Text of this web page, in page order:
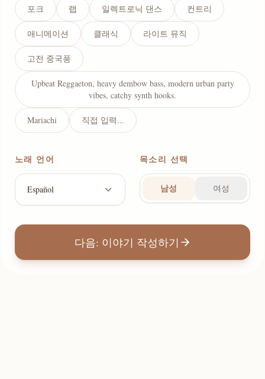
포크 랩 일렉트로닉 댄스 컨트리
애니메이션 클래식 라이트 뮤직
고전 중국풍
Upbeat Reggaeton, heavy dembow bass, modern urban party
vibes, catchy synth hooks.
Mariachi 직접 입력...
노래 언어
Español
목소리 선택
남성 여성
다음: 이야기 작성하기